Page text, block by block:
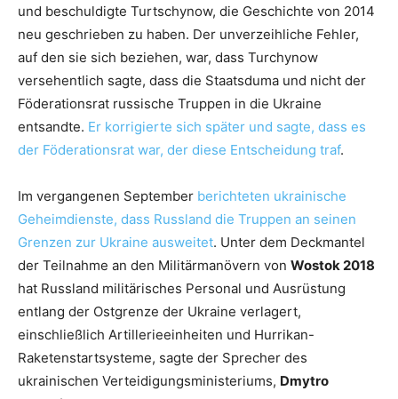
und beschuldigte Turtschynow, die Geschichte von 2014
neu geschrieben zu haben. Der unverzeihliche Fehler,
auf den sie sich beziehen, war, dass Turchynow
versehentlich sagte, dass die Staatsduma und nicht der
Föderationsrat russische Truppen in die Ukraine
entsandte. Er korrigierte sich später und sagte, dass es
der Föderationsrat war, der diese Entscheidung traf.
Im vergangenen September berichteten ukrainische
Geheimdienste, dass Russland die Truppen an seinen
Grenzen zur Ukraine ausweitet. Unter dem Deckmantel
der Teilnahme an den Militärmanövern von Wostok 2018
hat Russland militärisches Personal und Ausrüstung
entlang der Ostgrenze der Ukraine verlagert,
einschließlich Artillerieeinheiten und Hurrikan-
Raketenstartsysteme, sagte der Sprecher des
ukrainischen Verteidigungsministeriums, Dmytro